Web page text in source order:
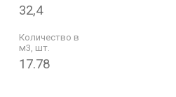
32,4
Количество в
м3, шт.
17.78